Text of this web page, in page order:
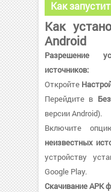
Как
Как
Android
Разрешение
источников:
Откройте
Перейдите в
версии Android).
Включите
неизвестных
устройству
Google Play.
Скачивание APK